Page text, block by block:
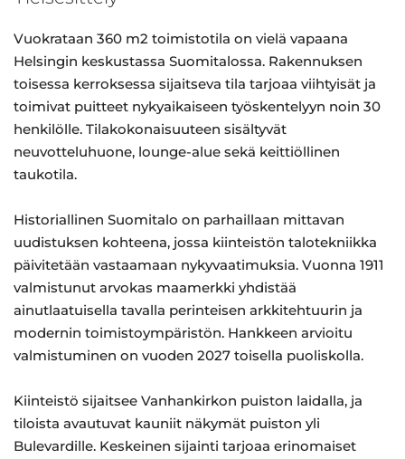
Vuokrataan 360 m2 toimistotila on vielä vapaana
Helsingin keskustassa Suomitalossa. Rakennuksen
toisessa kerroksessa sijaitseva tila tarjoaa viihtyisät ja
toimivat puitteet nykyaikaiseen työskentelyyn noin 30
henkilölle. Tilakokonaisuuteen sisältyvät
neuvotteluhuone, lounge-alue sekä keittiöllinen
taukotila.
Historiallinen Suomitalo on parhaillaan mittavan
uudistuksen kohteena, jossa kiinteistön talotekniikka
päivitetään vastaamaan nykyvaatimuksia. Vuonna 1911
valmistunut arvokas maamerkki yhdistää
ainutlaatuisella tavalla perinteisen arkkitehtuurin ja
modernin toimistoympäristön. Hankkeen arvioitu
valmistuminen on vuoden 2027 toisella puoliskolla.
Kiinteistö sijaitsee Vanhankirkon puiston laidalla, ja
tiloista avautuvat kauniit näkymät puiston yli
Bulevardille. Keskeinen sijainti tarjoaa erinomaiset